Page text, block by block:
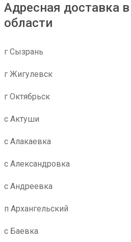
Адресная доставка
области
г Сызрань
г Жигулевск
г Октябрьск
с Актуши
с Алакаевка
с Александровка
с Андреевка
п Архангельский
с Баевка